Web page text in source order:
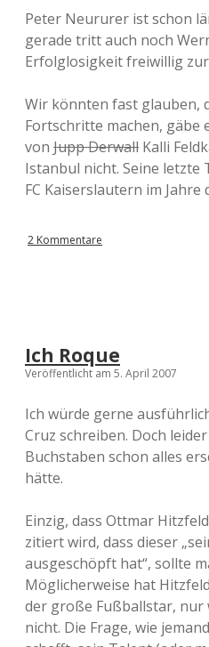
Peter Neururer ist schon
gerade tritt auch noch
Erfolglosigkeit freiwillig
Wir könnten fast glauben,
Fortschritte machen, gäbe
von Jupp Derwall Kalli
Istanbul nicht. Seine letzte
FC Kaiserslautern im Jahre
2 Kommentare
Ich Roque
Veröffentlicht am 5. April 2007
Ich würde gerne
Cruz schreiben. Doch
Buchstaben schon alles
hätte.
Einzig, dass Ottmar
zitiert wird, dass dieser
ausgeschöpft hat“, sollte
Möglicherweise hat
der große Fußballstar, nur
nicht. Die Frage, wie